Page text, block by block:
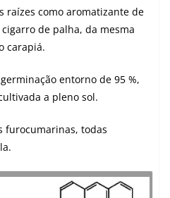
raízes como aromatizante de
de palha, da mesma
carapiá.
entorno de 95 %,
a pleno sol.
furocumarinas, todas